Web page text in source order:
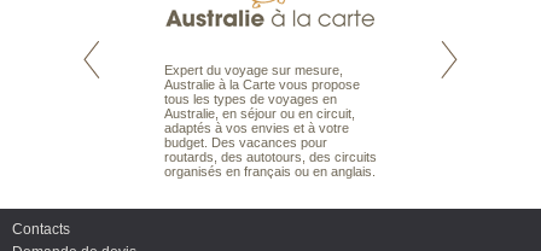
est le spécialiste
Expert du voyage sur mesure,
Australie à la Carte vous propose
tous les types de voyages en
Australie, en séjour ou en circuit,
adaptés à vos envies et à votre
budget. Des vacances pour
routards, des autotours, des circuits
organisés en français ou en anglais.
Parce qu'ils sont
Contacts